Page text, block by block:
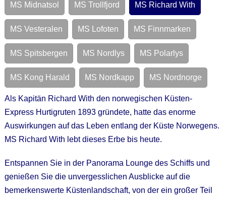
MS Midnatsol MS Trollfjord MS Richard With
MS Vesteralen MS Lofoten MS Finnmarken
MS Spitsbergen MS Nordlys MS Polarlys
MS Kong Harald MS Nordkapp MS Nordnorge
Als Kapitän Richard With den norwegischen Küsten-
Express Hurtigruten 1893 gründete, hatte das enorme
Auswirkungen auf das Leben entlang der Küste Norwegens.
MS Richard With lebt dieses Erbe bis heute.
Entspannen Sie in der Panorama Lounge des Schiffs und
genießen Sie die unvergesslichen Ausblicke auf die
bemerkenswerte Küstenlandschaft, von der ein großer Teil